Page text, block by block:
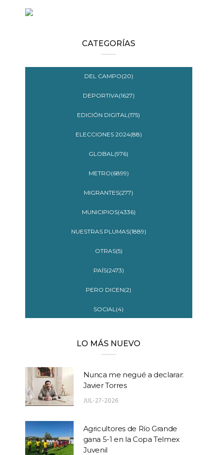
CATEGORÍAS
DEL CAMPO(20)
DEPORTIVA(1627)
EDICIÓN DIGITAL(175)
ELECCIONES 2024(88)
GLOBAL(976)
METRO(6899)
MIGRANTES(277)
MUNICIPIOS(4336)
NUESTRAS PLUMAS(1889)
OTRAS(5)
PAÍS(2473)
PERO DICEN(2)
SOCIAL(4)
LO MÁS NUEVO
Nunca me negué a declarar:
Javier Torres
JUL-27-2026
Agricultores de Río Grande
gana 5-1 en la Copa Telmex
Juvenil